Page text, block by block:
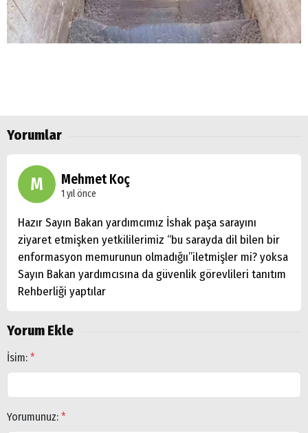
Yorumlar
M Mehmet Koç
1 yıl önce
Hazır Sayın Bakan yardımcımız İshak paşa sarayını
ziyaret etmişken yetkililerimiz “bu sarayda dil bilen bir
enformasyon memurunun olmadığıı”iletmişler mi? yoksa
Sayın Bakan yardımcısına da güvenlik görevlileri tanıtım
Rehberliği yaptılar
Yorum Ekle
İsim: *
Yorumunuz: *
Doğubayazıt